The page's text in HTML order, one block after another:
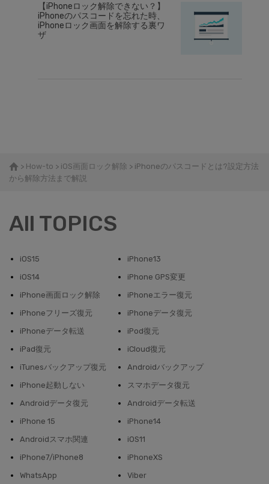
【iPhoneロック解除できない？】
iPhoneのパスコードを忘れた時、
iPhoneロック画面を解除する裏ワ
ザ
> How-to > iOS画面ロック解除 > iPhoneのパスコードとは?設定方法
から解除方法まで解説
All TOPICS
iOS15
iPhone13
iOS14
iPhone GPS変更
iPhone画面ロック解除
iPhoneエラー復元
iPhoneフリーズ復元
iPhoneデータ復元
iPhoneデータ転送
iPod復元
iPad復元
iCloud復元
iTunesバックアップ復元
Androidバックアップ
iPhone起動しない
スマホデータ復元
Androidデータ復元
Androidデータ転送
iPhone 15
iPhone14
Androidスマホ関連
iOS11
iPhone7/iPhone8
iPhoneXS
WhatsApp
Viber